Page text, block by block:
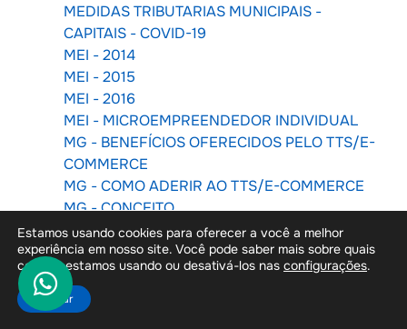
MEDIDAS TRIBUTARIAS MUNICIPAIS -
CAPITAIS - COVID-19
MEI - 2014
MEI - 2015
MEI - 2016
MEI - MICROEMPREENDEDOR INDIVIDUAL
MG - BENEFÍCIOS OFERECIDOS PELO TTS/E-
COMMERCE
MG - COMO ADERIR AO TTS/E-COMMERCE
MG - CONCEITO
MG - DANFE RELATIVO À NF-E DA
OPERAÇÃO DE DEVOLUÇÃO DA
MERCADORIA OU DE RETORNO DE
MERCADORIA NÃO ENTREGUE
MG - DANFE RELATIVO À NF-E DA
Estamos usando cookies para oferecer a você a melhor
experiência em nosso site. Você pode saber mais sobre quais
cookies estamos usando ou desativá-los nas configurações.
Aceitar